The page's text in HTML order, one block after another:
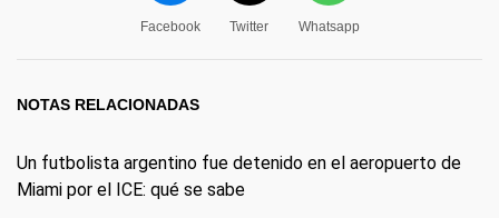
Facebook Twitter Whatsapp
NOTAS RELACIONADAS
Un futbolista argentino fue detenido en el aeropuerto de
Miami por el ICE: qué se sabe